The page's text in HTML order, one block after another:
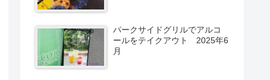
パークサイドグリルでアルコ
ールをテイクアウト 2025年6
月